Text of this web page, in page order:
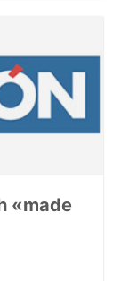
«made